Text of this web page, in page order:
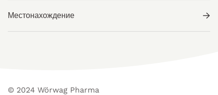
Местонахождение
© 2024 Wörwag Pharma